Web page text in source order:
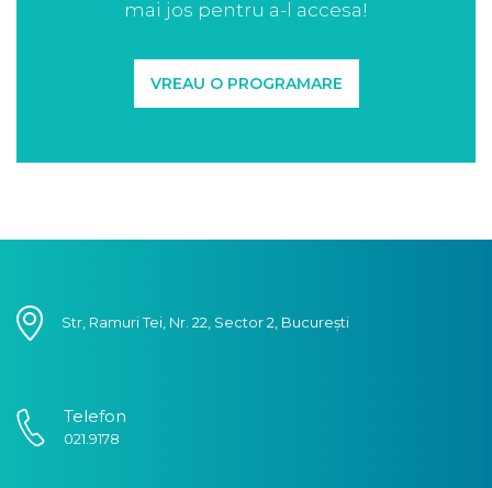
mai jos pentru a-l accesa!
VREAU O PROGRAMARE
Str, Ramuri Tei, Nr. 22, Sector 2, București
Telefon
021.9178